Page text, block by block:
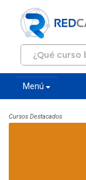
Menú
Cursos Destacados